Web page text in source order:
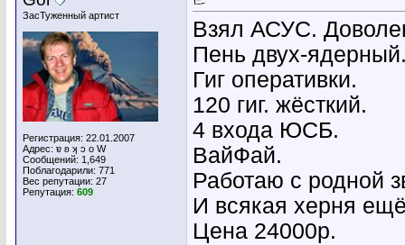
ЗасТуженный артист
Регистрация: 22.01.2007
Адрес: ɐ ʚ ʞ ɔ о W
Сообщений: 1,649
Поблагодарили: 771
Вес репутации: 27
Репутация: 609
Взял АСУС.
Пень двух-
Гиг оперативки.
120 гиг. жёсткий.
4 входа ЮСБ.
ВайФай.
Работаю с родной
И всякая херня
Цена 24000р.